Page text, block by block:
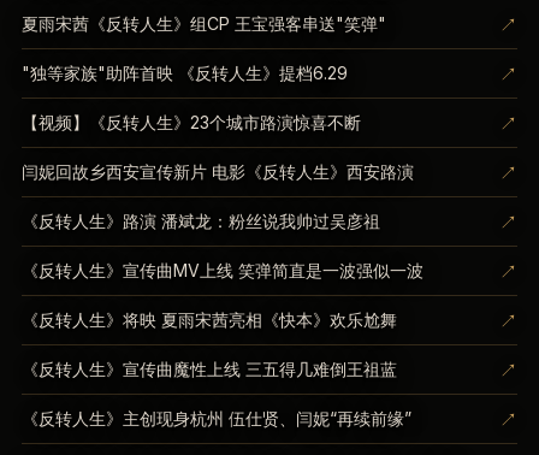
夏雨宋茜《反转人生》组CP 王宝强客串送"笑弹" ↗
"独等家族"助阵首映 《反转人生》提档6.29 ↗
【视频】《反转人生》23个城市路演惊喜不断 ↗
闫妮回故乡西安宣传新片 电影《反转人生》西安路演 ↗
《反转人生》路演 潘斌龙：粉丝说我帅过吴彦祖 ↗
《反转人生》宣传曲MV上线 笑弹简直是一波强似一波 ↗
《反转人生》将映 夏雨宋茜亮相《快本》欢乐尬舞 ↗
《反转人生》宣传曲魔性上线 三五得几难倒王祖蓝 ↗
《反转人生》主创现身杭州 伍仕贤、闫妮“再续前缘” ↗